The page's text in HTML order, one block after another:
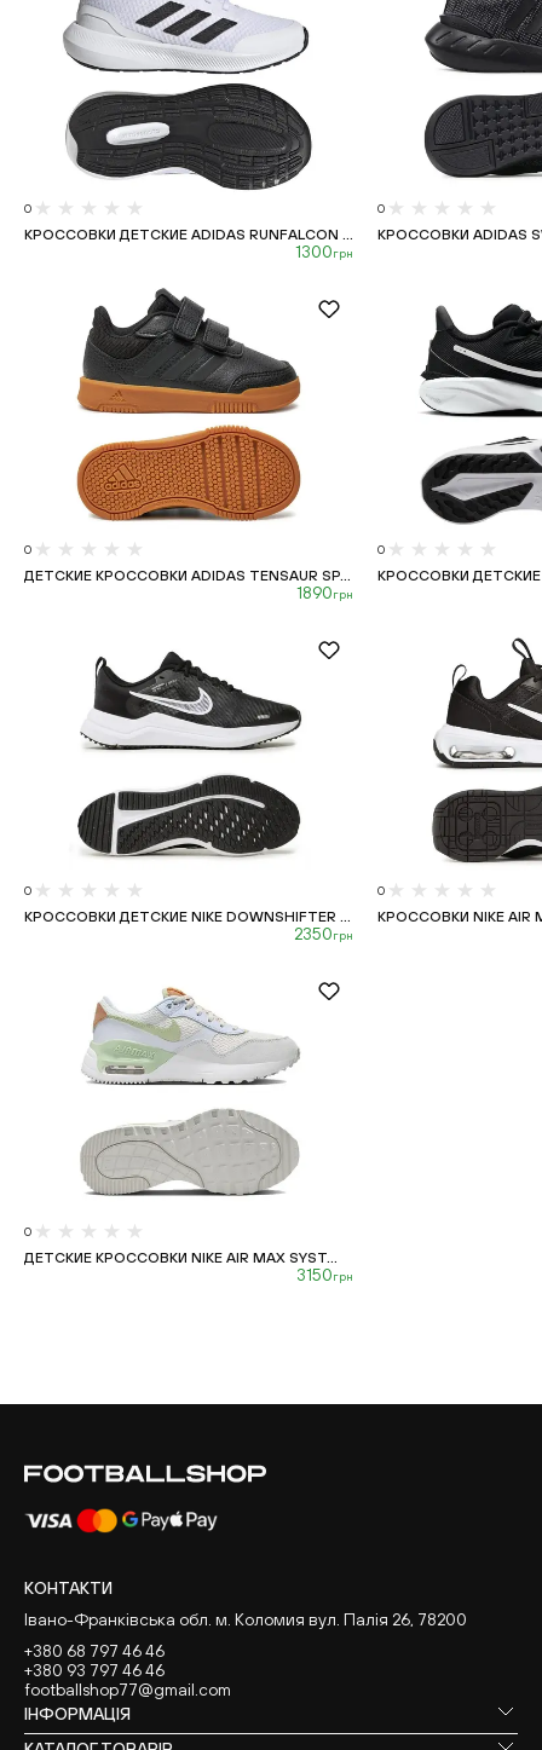
0
КРОССОВКИ ДЕТСКИЕ ADIDAS RUNFALCON ...
1300грн
0
КРОССОВКИ ADIDAS
0
ДЕТСКИЕ КРОССОВКИ АDIDAS TENSAUR SP...
1890грн
0
КРОССОВКИ ДЕТСКИЕ
0
КРОССОВКИ ДЕТСКИЕ NIKE DOWNSHIFTER ...
2350грн
0
КРОССОВКИ NIKE AIR
0
ДЕТСКИЕ КРОССОВКИ NIKE AIR MAX SYST...
3150грн
КОНТАКТИ
Івано-Франківська обл. м. Коломия вул. Палія 26, 78200
+380 68 797 46 46
+380 93 797 46 46
footballshop77@gmail.com
ІНФОРМАЦІЯ